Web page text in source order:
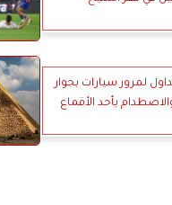
لمرور سيارات بجوار
بأحد الأقماع